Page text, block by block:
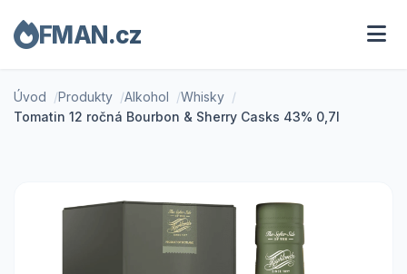
FMAN.cz
Úvod Produkty Alkohol
Whisky
Tomatin 12 ročná Bourbon & Sherry Casks 43% 0,7l